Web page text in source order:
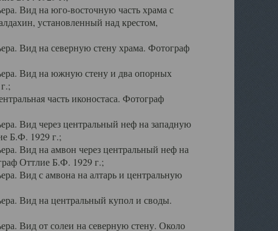
Вид на юго-восточную часть храма с
установленный над крестом,
Вид на северную стену храма. Фотограф
Вид на южную стену и два опорных
часть иконостаса. Фотограф
Вид через центральный неф на западную
Б.Ф. 1929 г.;
Вид на амвон через центральный неф на
Оттлие Б.Ф. 1929 г.;
Вид с амвона на алтарь и центральную
Вид на центральный купол и своды.
Вид от солеи на северную стену. Около